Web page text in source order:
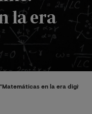
la era
en la era digital"